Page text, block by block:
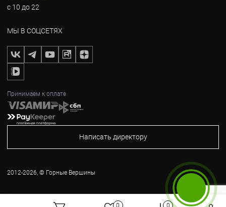
с 10 до 22
МЫ В СОЦСЕТЯХ
Принимаем к оплате
Написать директору
2012-2026, © Горные Вершины
0 0
Бесплатный звонок